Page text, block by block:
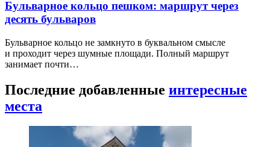
Бульварное кольцо пешком: маршрут через
десять бульваров
Бульварное кольцо не замкнуто в буквальном смысле
и проходит через шумные площади. Полный маршрут
занимает почти…
Последние добавленные интересные
места